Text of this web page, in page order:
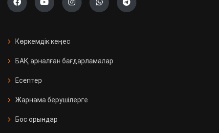
Көркемдік кеңес
БАҚ арналған бағдарламалар
Есептер
Жарнама берушілерге
Бос орындар